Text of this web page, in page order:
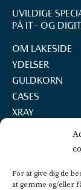
For at give dig de
at gemme og/eller
UVILDIGE
PÅ IT- OG
OM LAKESIDE
YDELSER
GULDKORN
CASES
XRAY
REKRUTTERING
LAKESIDE A/S
Marselisborg